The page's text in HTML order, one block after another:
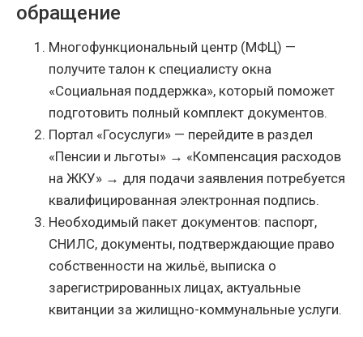
обращение
Многофункциональный центр (МФЦ) —
получите талон к специалисту окна
«Социальная поддержка», который поможет
подготовить полный комплект документов.
Портал «Госуслуги» — перейдите в раздел
«Пенсии и льготы» → «Компенсация расходов
на ЖКУ» → для подачи заявления потребуется
квалифицированная электронная подпись.
Необходимый пакет документов: паспорт,
СНИЛС, документы, подтверждающие право
собственности на жильё, выписка о
зарегистрированных лицах, актуальные
квитанции за жилищно-коммунальные услуги.